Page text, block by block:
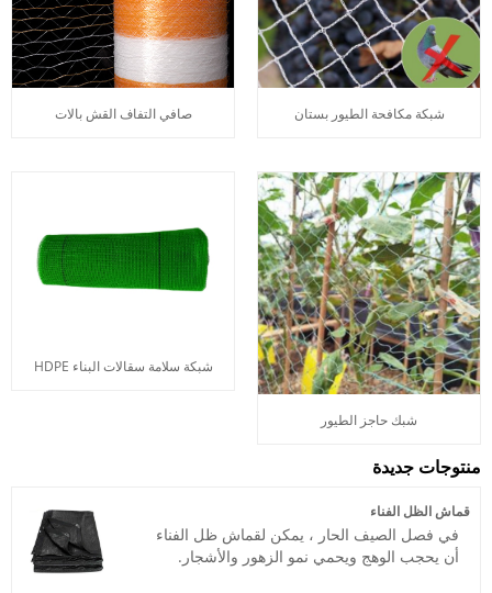
شبكة مكافحة الطيور بستان صافي التفاف القش بالات
شبك حاجز الطيور
شبكة سلامة سقالات البناء HDPE
منتوجات جديدة
قماش الظل الفناء
في فصل الصيف الحار ، يمكن لقماش ظل الفناء
أن يحجب الوهج ويحمي نمو الزهور والأشجار.